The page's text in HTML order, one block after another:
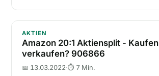
Amazon 20:1 Aktiensplit - Kaufen
AKTIEN
Amazon 20:1 Aktiensplit -
verkaufen? 906866
📅 13.03.2022·⏱ 7 Min.